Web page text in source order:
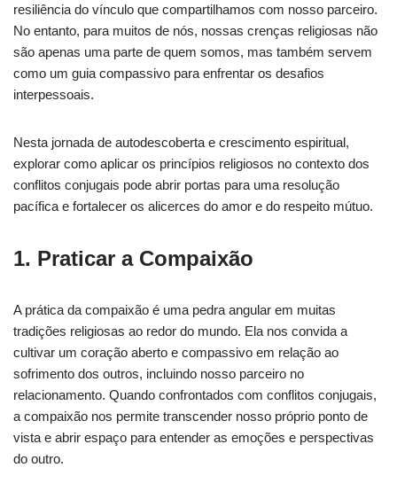
resiliência do vínculo que compartilhamos com nosso parceiro.
No entanto, para muitos de nós, nossas crenças religiosas não
são apenas uma parte de quem somos, mas também servem
como um guia compassivo para enfrentar os desafios
interpessoais.
Nesta jornada de autodescoberta e crescimento espiritual,
explorar como aplicar os princípios religiosos no contexto dos
conflitos conjugais pode abrir portas para uma resolução
pacífica e fortalecer os alicerces do amor e do respeito mútuo.
1. Praticar a Compaixão
A prática da compaixão é uma pedra angular em muitas
tradições religiosas ao redor do mundo. Ela nos convida a
cultivar um coração aberto e compassivo em relação ao
sofrimento dos outros, incluindo nosso parceiro no
relacionamento. Quando confrontados com conflitos conjugais,
a compaixão nos permite transcender nosso próprio ponto de
vista e abrir espaço para entender as emoções e perspectivas
do outro.